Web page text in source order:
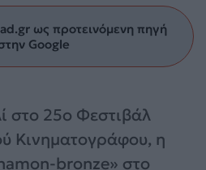
ως προτεινόμενη πηγή
Google
στο 25ο Φεστιβάλ
Κινηματογράφου, η
bronze» στο